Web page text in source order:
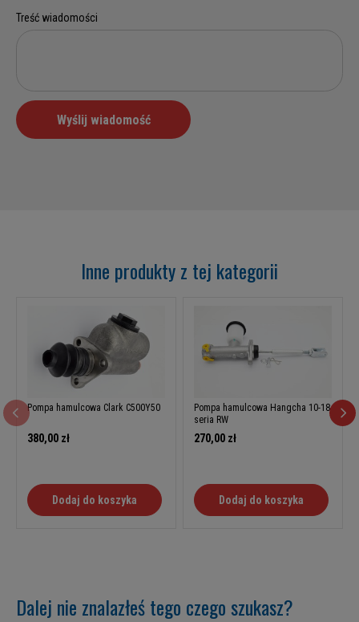
Inne produkty z tej kategorii
Pompa hamulcowa Clark C500Y50
380,00 zł
Dodaj do koszyka
Pompa hamulcowa Hangcha 10-18
seria RW
270,00 zł
Dodaj do koszyka
Dalej nie znalazłeś tego czego szukasz?